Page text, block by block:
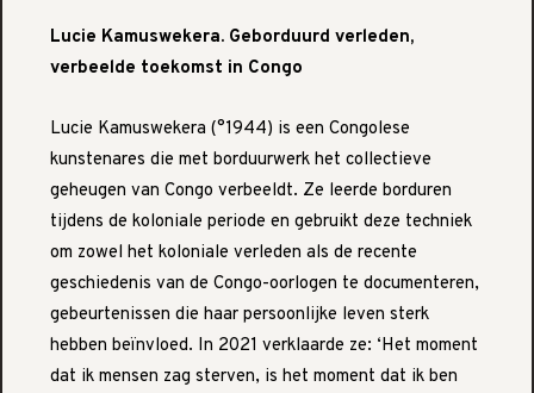
Lucie Kamuswekera. Geborduurd verleden,
verbeelde toekomst in Congo
Lucie Kamuswekera (°1944) is een Congolese
kunstenares die met borduurwerk het collectieve
geheugen van Congo verbeeldt. Ze leerde borduren
tijdens de koloniale periode en gebruikt deze techniek
om zowel het koloniale verleden als de recente
geschiedenis van de Congo-oorlogen te documenteren,
gebeurtenissen die haar persoonlijke leven sterk
hebben beïnvloed. In 2021 verklaarde ze: ‘Het moment
dat ik mensen zag sterven, is het moment dat ik ben